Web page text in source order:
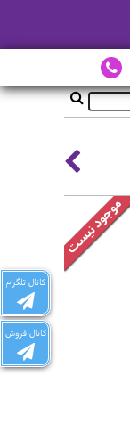
کانال تلگرام
کانال فروش